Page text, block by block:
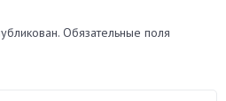
Обязательные поля